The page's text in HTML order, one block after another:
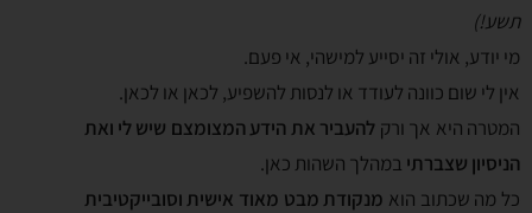
תשע!)
מי יודע, אולי זה יסייע למישהי, אי פעם.
אין לי שום כוונה לעודד או לנסות להשפיע, לכאן או לכאן.
המטרה היא אך ורק להעביר את הידע המצומצם שיש לי ואת
הניסיון שצברתי במהלך השהות כאן.
כל מה שכתוב הוא מנקודת מבט מאוד אישית וסובייקטיבית